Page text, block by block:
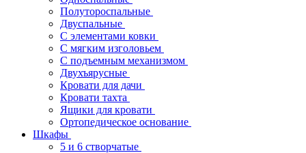
Полутороспальные
Двуспальные
С элементами ковки
С мягким изголовьем
С подъемным механизмом
Двухъярусные
Кровати для дачи
Кровати тахта
Ящики для кровати
Ортопедическое основание
Шкафы
5 и 6 створчатые